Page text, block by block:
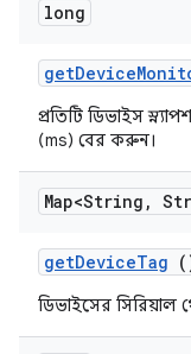
long
getDevice
প্রতিটি ডিভাইস
(ms) বের করুন।
Map<String ,
getDeviceTag
ডিভাইসের সিরিয়াল